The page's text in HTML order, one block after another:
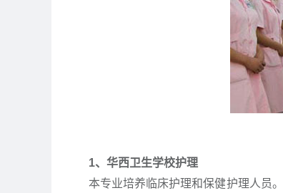
1、华西卫生学校护理
本专业培养临床护理和保健护理人员。